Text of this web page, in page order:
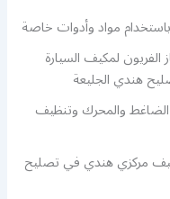
مواد وأدوات خاصة
لمكيف السيارة
هندي الجليعة
والمحرك وتنظيف
مركزي هندي في تصليح